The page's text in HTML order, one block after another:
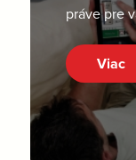
práve pre
Viac